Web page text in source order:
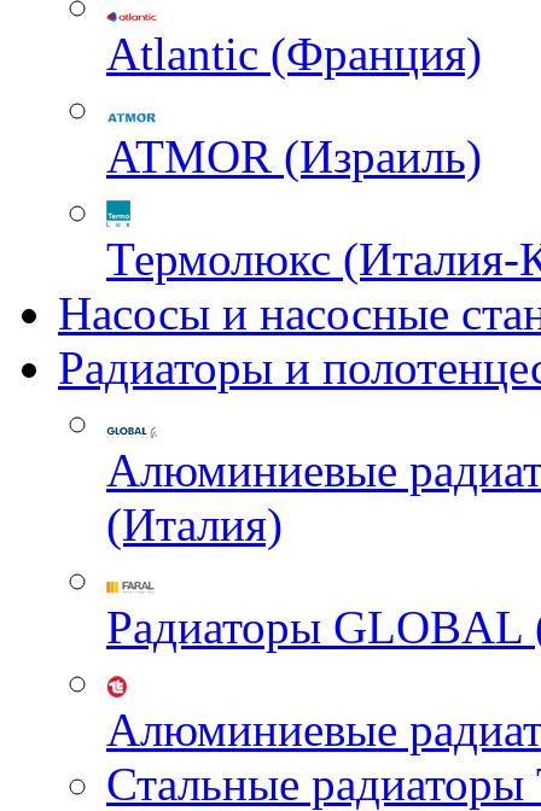
Atlantic (Франция)
ATMOR (Израиль)
Термолюкс (Италия-
Насосы и насосные
Радиаторы и
Алюминиевые
(Италия)
Радиаторы GLOBAL
Алюминиевые
Стальные